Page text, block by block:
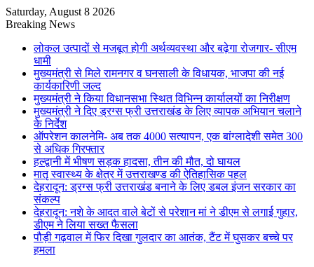
Saturday, August 8 2026
Breaking News
लोकल उत्पादों से मजबूत होगी अर्थव्यवस्था और बढ़ेगा रोजगार- सीएम
धामी
मुख्यमंत्री से मिले रामनगर व घनसाली के विधायक, भाजपा की नई
कार्यकारिणी जल्द
मुख्यमंत्री ने किया विधानसभा स्थित विभिन्न कार्यालयों का निरीक्षण
मुख्यमंत्री ने दिए ड्रग्स फ्री उत्तराखंड के लिए व्यापक अभियान चलाने
के निर्देश
ऑपरेशन कालनेमि- अब तक 4000 सत्यापन, एक बांग्लादेशी समेत 300
से अधिक गिरफ्तार
हल्द्वानी में भीषण सड़क हादसा, तीन की मौत, दो घायल
मातृ स्वास्थ्य के क्षेत्र में उत्तराखण्ड की ऐतिहासिक पहल
देहरादून: ड्रग्स फ्री उत्तराखंड बनाने के लिए डबल इंजन सरकार का
संकल्प
देहरादून: नशे के आदत वाले बेटों से परेशान मां ने डीएम से लगाई गुहार,
डीएम ने लिया सख्त फैसला
पौड़ी गढ़वाल में फिर दिखा गुलदार का आतंक, टैंट में घुसकर बच्चे पर
हमला